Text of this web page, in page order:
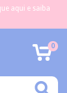
aqui e saiba
0